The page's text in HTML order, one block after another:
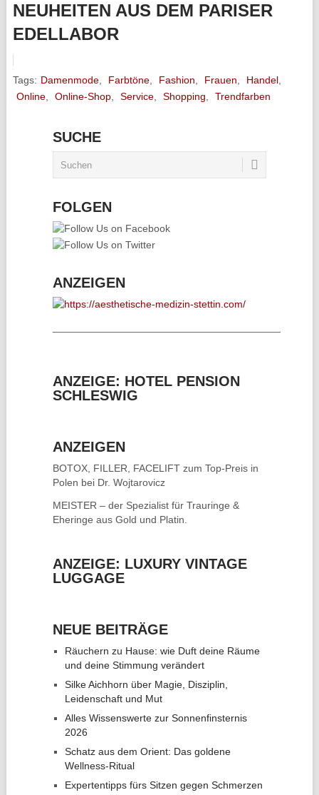
NEUHEITEN AUS DEM PARISER
EDELLABOR
Tags: Damenmode, Farbtöne, Fashion, Frauen, Handel,
Online, Online-Shop, Service, Shopping, Trendfarben
SUCHE
FOLGEN
ANZEIGEN
ANZEIGE: HOTEL PENSION
SCHLESWIG
ANZEIGEN
BOTOX, FILLER, FACELIFTzum Top-Preis in
Polen bei Dr. Wojtarovicz
MEISTER – der Spezialist für Trauringe &
Eheringe aus Gold und Platin.
ANZEIGE: LUXURY VINTAGE
LUGGAGE
NEUE BEITRÄGE
Räuchern zu Hause: wie Duft deine Räume
und deine Stimmung verändert
Silke Aichhorn über Magie, Disziplin,
Leidenschaft und Mut
Alles Wissenswerte zur Sonnenfinsternis
2026
Schatz aus dem Orient: Das goldene
Wellness-Ritual
Expertentipps fürs Sitzen gegen Schmerzen